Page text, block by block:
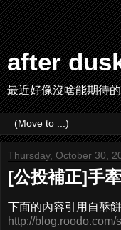
after
最近好像沒啥能期待
Thursday, October 30,
[公投補正]手
下面的內容引用自酥
http://